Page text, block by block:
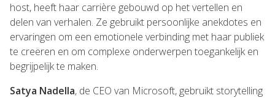
host, heeft haar carrière gebouwd op het vertellen en
delen van verhalen. Ze gebruikt persoonlijke anekdotes en
ervaringen om een emotionele verbinding met haar publiek
te creëren en om complexe onderwerpen toegankelijk en
begrijpelijk te maken.
Satya Nadella, de CEO van Microsoft, gebruikt storytelling